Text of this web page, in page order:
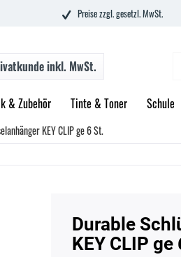
Preise zzgl. gesetzl. MwSt.
inkl. MwSt.
& Zubehör Tinte & Toner Schule
KEY CLIP ge 6 St.
Durable
KEY CLIP ge